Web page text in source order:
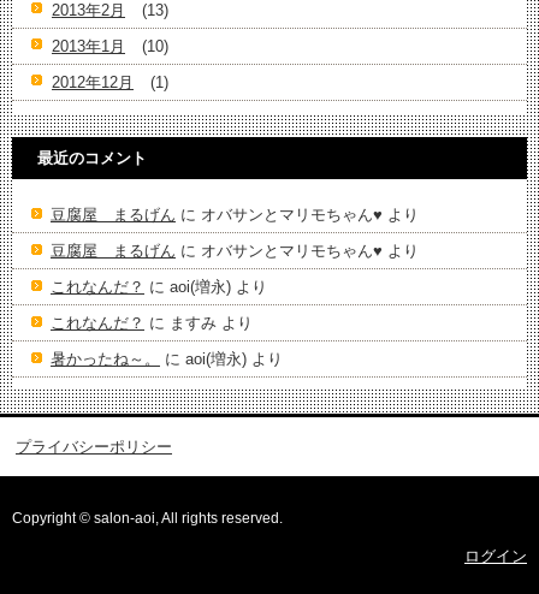
2013年2月
(13)
2013年1月
(10)
2012年12月
(1)
最近のコメント
豆腐屋 まるげん に オバサンとマリモちゃん♥️ より
豆腐屋 まるげん に オバサンとマリモちゃん♥️ より
これなんだ？ に aoi(増永) より
これなんだ？ に ますみ より
暑かったね～。
に aoi(増永) より
プライバシーポリシー
Copyright © salon-aoi, All rights reserved.
ログイン